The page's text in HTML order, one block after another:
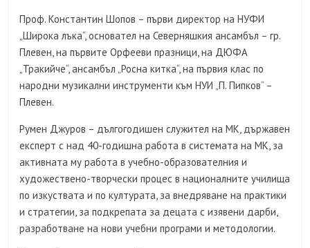
Проф. Константин Шопов – първи директор на НУФИ
„Широка лъка“, основател на Северняшкия ансамбъл – гр.
Плевен, на първите Орфееви празници, на ДЮФА
„Тракийче“, ансамбъл „Росна китка“, на първия клас по
народни музикални инструменти към НУИ „П. Пипков“ –
Плевен.
Румен Джуров – дългогодишен служител на МК, държавен
експерт с над 40-годишна работа в системата на МК, за
активната му работа в учебно-образователния и
художествено-творчески процес в националните училища
по изкуствата и по културата, за внедряване на практики
и стратегии, за подкрепата за децата с изявени дарби,
разработване на нови учебни програми и методологии.